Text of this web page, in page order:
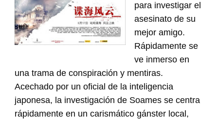
para investigar el
asesinato de su
mejor amigo.
Rápidamente se
ve inmerso en
una trama de conspiración y mentiras.
Acechado por un oficial de la inteligencia
japonesa, la investigación de Soames se centra
rápidamente en un carismático gánster local,